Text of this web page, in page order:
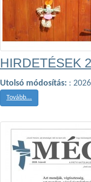
HIRDETÉSEK
Utolsó módosítás: :
Tovább...